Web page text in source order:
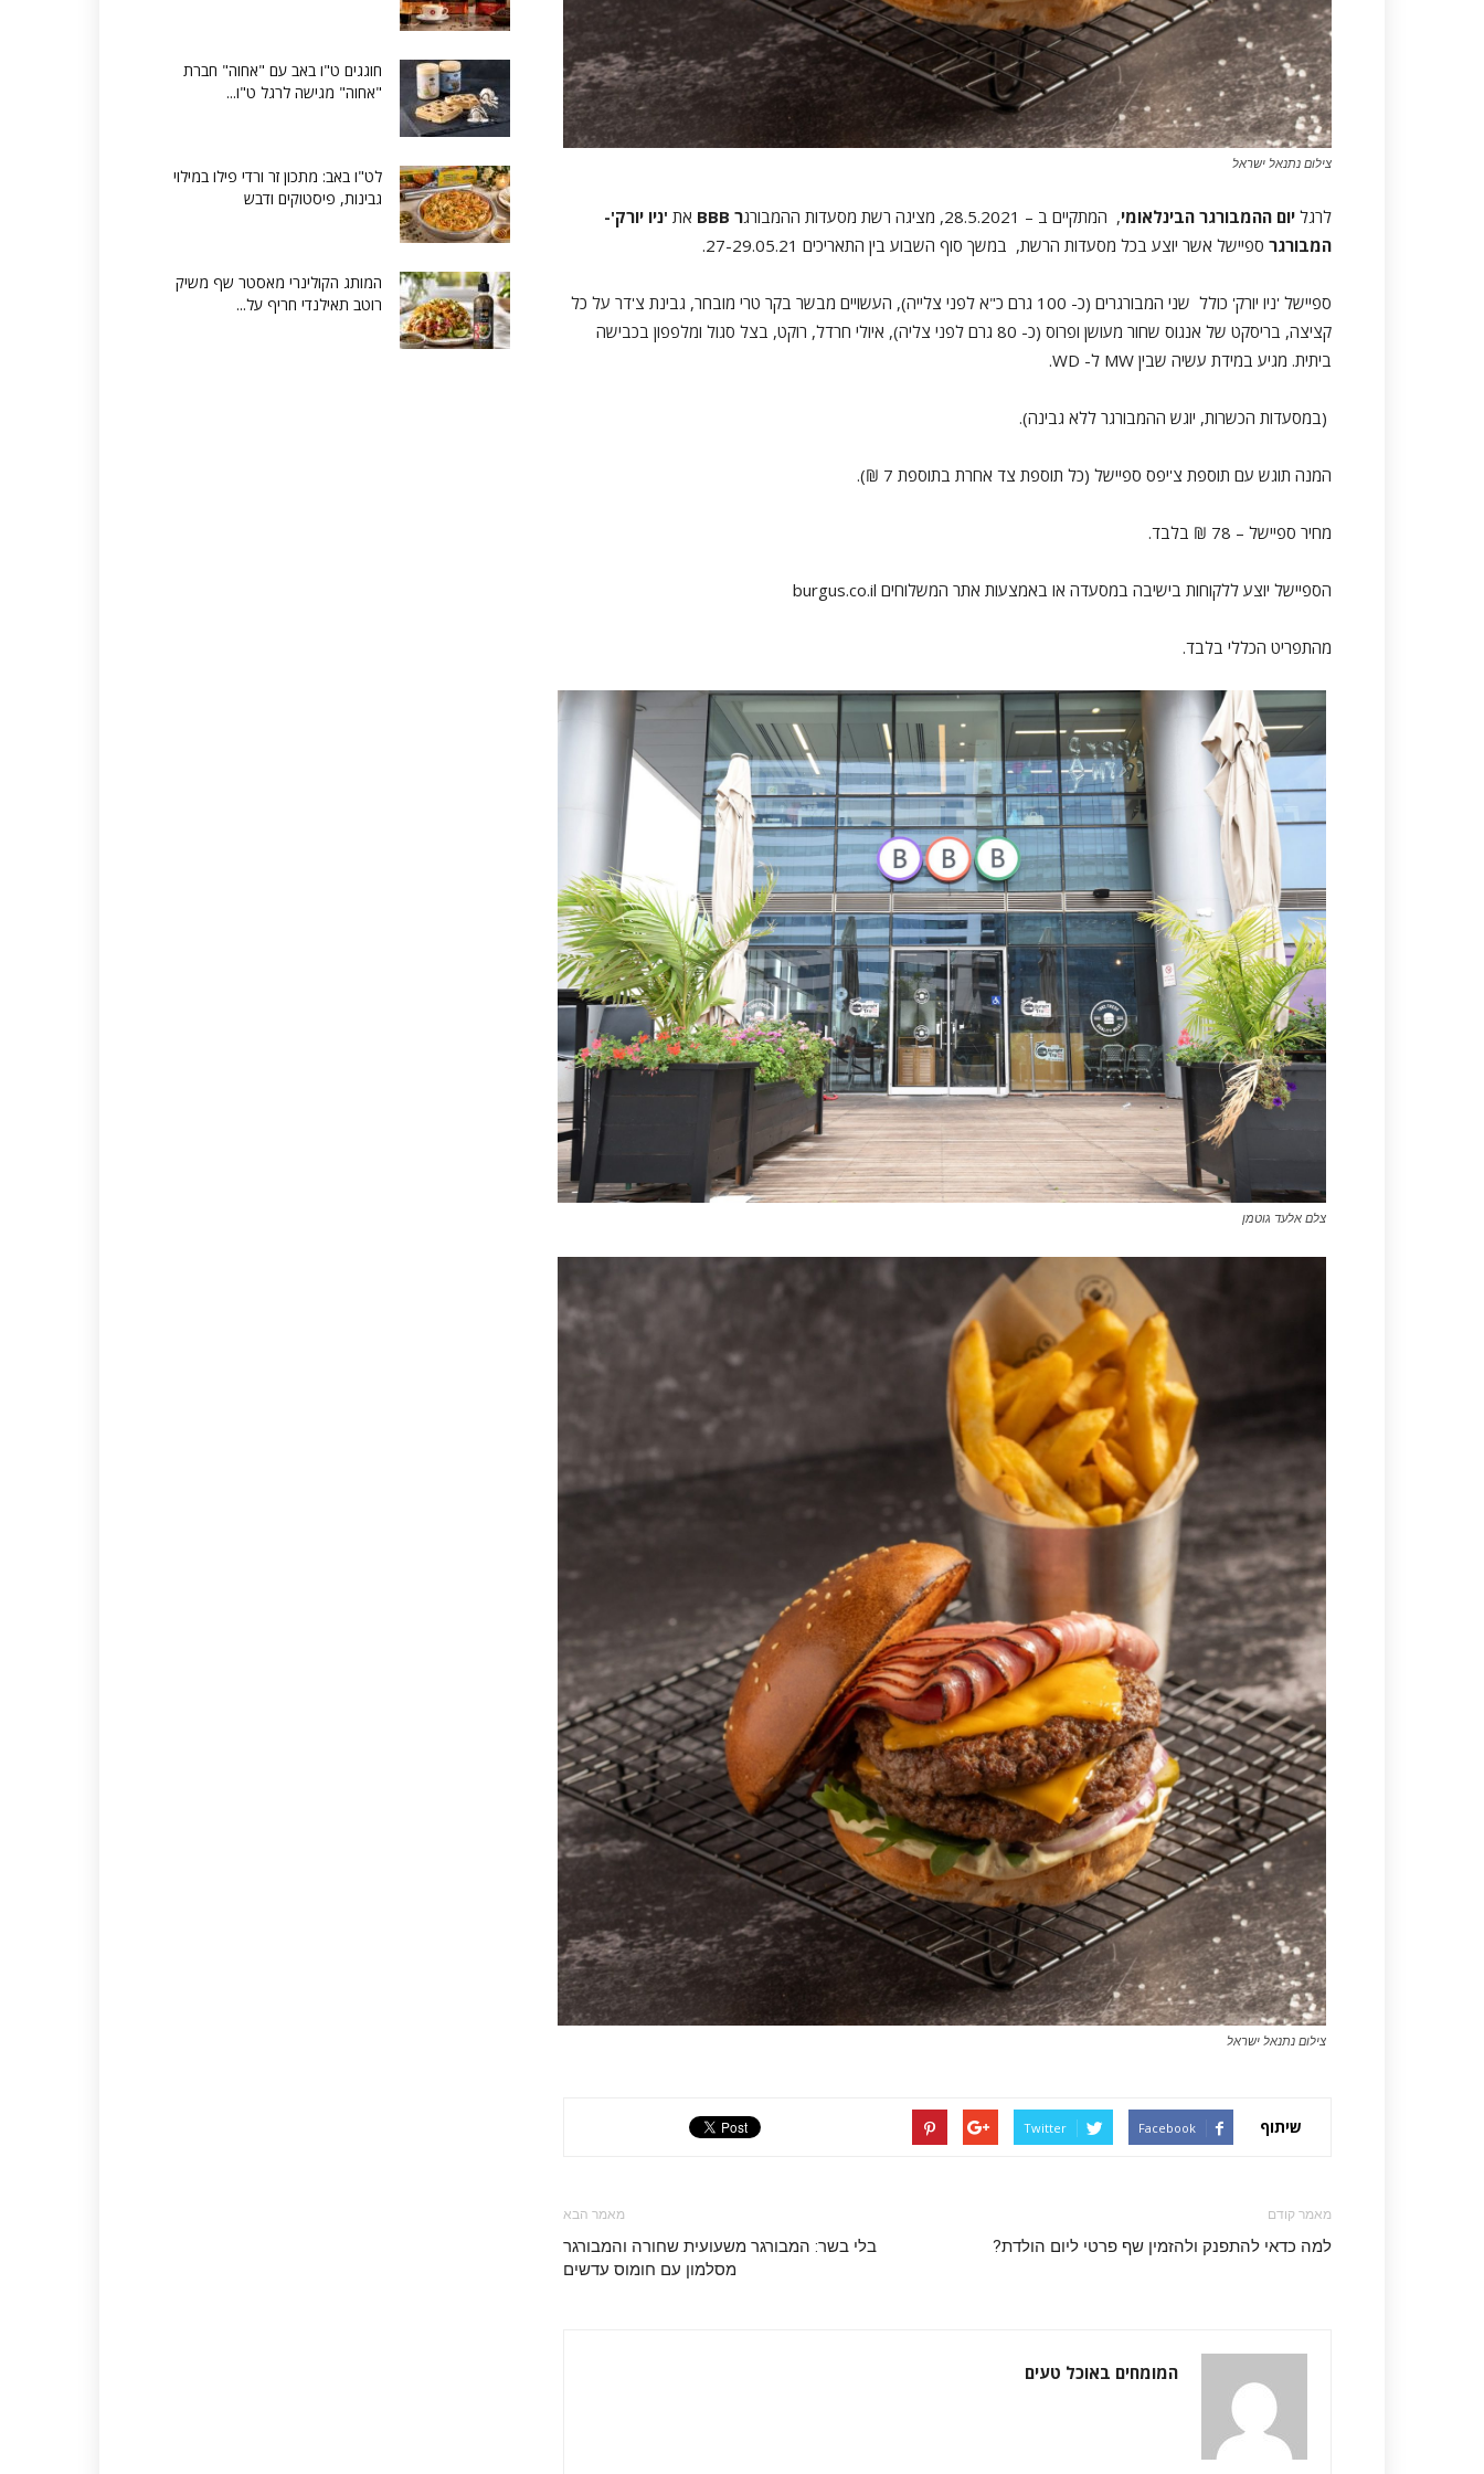
צילום נתנאל ישראל
לרגל יום ההמבורגר הבינלאומי, המתקיים ב – 28.5.2021, מציגה רשת מסעדות ההמבורגר BBB את 'ניו יורק'-
המבורגר ספיישל אשר יוצע בכל מסעדות הרשת, במשך סוף השבוע בין התאריכים 27-29.05.21.
ספיישל 'ניו יורק' כולל שני המבורגרים (כ- 100 גרם כ"א לפני צלייה), העשויים מבשר בקר טרי מובחר, גבינת צ'דר על כל
קציצה, בריסקט של אנגוס שחור מעושן ופרוס (כ- 80 גרם לפני צליה), איולי חרדל, רוקט, בצל סגול ומלפפון בכבישה
ביתית. מגיע במידת עשיה שבין MW ל- WD.
(במסעדות הכשרות, יוגש ההמבורגר ללא גבינה).
המנה תוגש עם תוספת צ'יפס ספיישל (כל תוספת צד אחרת בתוספת 7 ₪).
מחיר ספיישל – 78 ₪ בלבד.
הספיישל יוצע ללקוחות בישיבה במסעדה או באמצעות אתר המשלוחים burgus.co.il
מהתפריט הכללי בלבד.
צלם אלעד גוטמן
צילום נתנאל ישראל
שיתוף Facebook
Twitter
מאמר קודם
למה כדאי להתפנק ולהזמין שף פרטי ליום הולדת?
מאמר הבא
בלי בשר: המבורגר משעועית שחורה והמבורגר
מסלמון עם חומוס עדשים
המומחים באוכל טעים
חוגגים ט"ו באב עם "אחוה" חברת
"אחוה" מגישה לרגל ט"ו...
לט"ו באב: מתכון זר ורדי פילו במילוי
גבינות, פיסטוקים ודבש
המותג הקולינרי מאסטר שף משיק
רוטב תאילנדי חריף על...